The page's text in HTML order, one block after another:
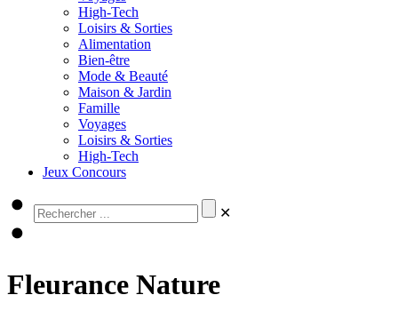
High-Tech
Loisirs & Sorties
Alimentation
Bien-être
Mode & Beauté
Maison & Jardin
Famille
Voyages
Loisirs & Sorties
High-Tech
Jeux Concours
✕
Fleurance Nature